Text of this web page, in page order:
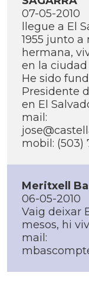
07-05-2010
llegue a El
1955 junto
hermana,
en la ciudad
He sido
Presidente
en El
mail:
mobil: (503)
Meritxell
06-05-2010
Vaig deixar
mesos, hi
mail: